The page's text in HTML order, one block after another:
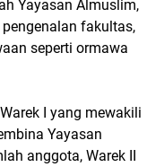
Yayasan Almuslim,
fakultas,
seperti ormawa
I yang mewakili
Yayasan
anggota, Warek II